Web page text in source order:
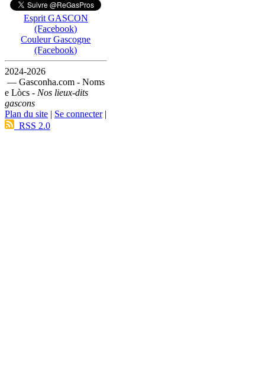
Esprit GASCON
(Facebook)
Couleur Gascogne
(Facebook)
2024-2026
— Gasconha.com - Noms
e Lòcs - Nos lieux-dits
gascons
Plan du site | Se connecter|
RSS 2.0